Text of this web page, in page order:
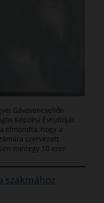
Gávavencsellőn
Képzési Évnyitóját.
elmondta, hogy a
szervezett
mintegy 10 ezer
szakmához